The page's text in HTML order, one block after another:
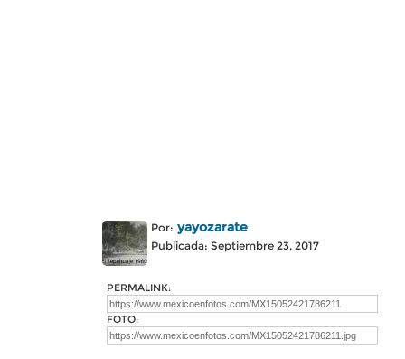
Por: yayozarate
Publicada: Septiembre 23, 2017
PERMALINK:
FOTO: